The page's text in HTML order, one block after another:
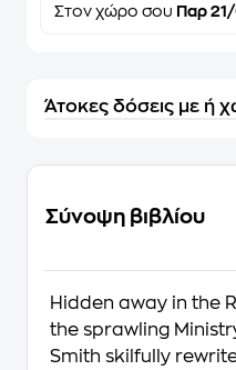
Στον χώρο σου Παρ
Άτοκες δόσεις με ή
Σύνοψη βιβλίου
Hidden away in the
the sprawling
Smith skilfully